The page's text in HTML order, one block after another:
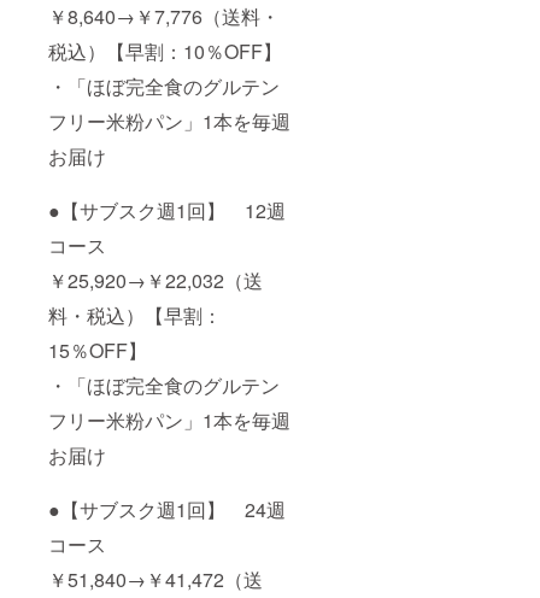
￥8,640→￥7,776（送料・
税込）【早割：10％OFF】
・「ほぼ完全食のグルテン
フリー米粉パン」1本を毎週
お届け
●【サブスク週1回】 12週
コース
￥25,920→￥22,032（送
料・税込）【早割：
15％OFF】
・「ほぼ完全食のグルテン
フリー米粉パン」1本を毎週
お届け
●【サブスク週1回】 24週
コース
￥51,840→￥41,472（送